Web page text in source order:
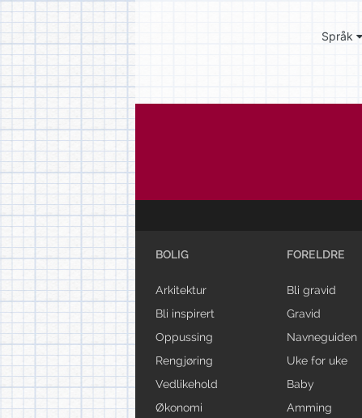
Språk
BOLIG
Arkitektur
Bli inspirert
Oppussing
Rengjøring
Vedlikehold
Økonomi
FORELDRE
Bli gravid
Gravid
Navneguiden
Uke for uke
Baby
Amming